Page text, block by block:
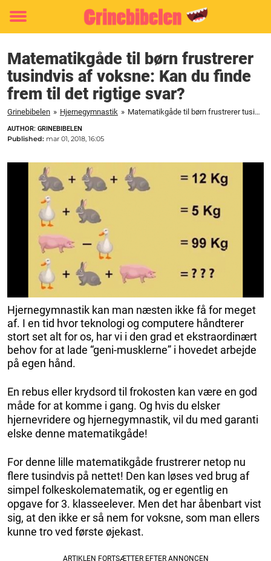
Toggle
Matematikgåde til børn frustrerer
tusindvis af voksne: Kan du finde
frem til det rigtige svar?
Grinebibelen » Hjernegymnastik » Matematikgåde til børn frustrerer tusindvis af voksne: Kan du finde frem til det rigtige svar?
AUTHOR: GRINEBIBELEN
Published: mar 01, 2018, 16:05
Hjernegymnastik kan man næsten ikke få for meget
af. I en tid hvor teknologi og computere håndterer
stort set alt for os, har vi i den grad et ekstraordinært
behov for at lade “geni-musklerne” i hovedet arbejde
på egen hånd.
En rebus eller krydsord til frokosten kan være en god
måde for at komme i gang. Og hvis du elsker
hjernevridere og hjernegymnastik, vil du med garanti
elske denne matematikgåde!
For denne lille matematikgåde frustrerer netop nu
flere tusindvis på nettet! Den kan løses ved brug af
simpel folkeskolematematik, og er egentlig en
opgave for 3. klasseelever. Men det har åbenbart vist
sig, at den ikke er så nem for voksne, som man ellers
kunne tro ved første øjekast.